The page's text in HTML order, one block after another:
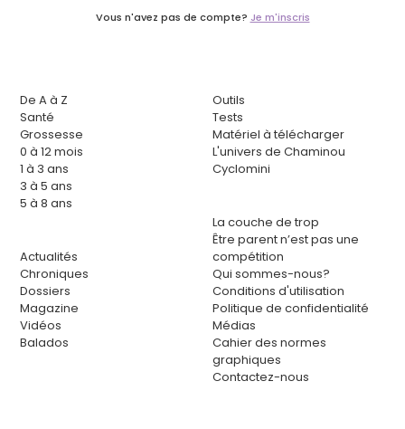
Vous n'avez pas de compte? Je m'inscris
De A à Z
Santé
Grossesse
0 à 12 mois
1 à 3 ans
3 à 5 ans
5 à 8 ans
Actualités
Chroniques
Dossiers
Magazine
Vidéos
Balados
Outils
Tests
Matériel à télécharger
L'univers de Chaminou
Cyclomini
La couche de trop
Être parent n’est pas une
compétition
Qui sommes-nous?
Conditions d'utilisation
Politique de confidentialité
Médias
Cahier des normes
graphiques
Contactez-nous